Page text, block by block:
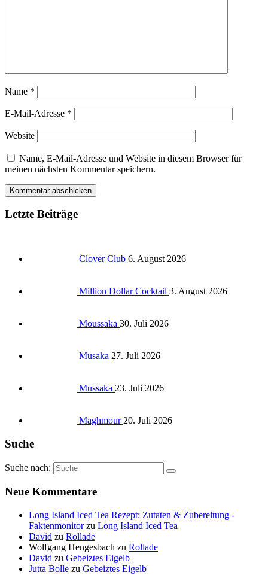
Name *
E-Mail-Adresse *
Website
Name, E-Mail-Adresse und Website in diesem Browser für
meinen nächsten Kommentar speichern.
Letzte Beiträge
Clover Club 6. August 2026
Million Dollar Cocktail 3. August 2026
Moussaka 30. Juli 2026
Musaka 27. Juli 2026
Mussaka 23. Juli 2026
Maghmour 20. Juli 2026
Suche
Suche nach:
Neue Kommentare
Long Island Iced Tea Rezept: Zutaten & Zubereitung -
Faktenmonitorzu Long Island Iced Tea
David zu Rollade
Wolfgang Hengesbach zu Rollade
David zu Gebeiztes Eigelb
Jutta Bolle zu Gebeiztes Eigelb